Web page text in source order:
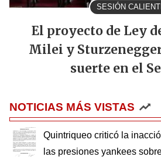
SESIÓN
El proyecto de Ley
Milei y
suerte en el
NOTICIAS MÁS VISTAS
Quintriqueo criticó la
las presiones yankees